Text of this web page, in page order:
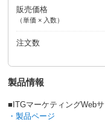
販売価格
（単価 × 入数）
注文数
製品情報
■ITGマーケティングWebサ
・製品ページ